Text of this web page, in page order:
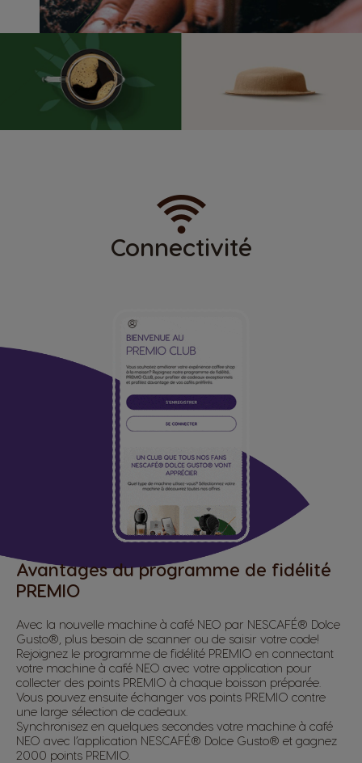
Connectivité
Avantages du programme de fidélité
PREMIO
Avec la nouvelle machine à café NEO par NESCAFÉ® Dolce
Gusto®, plus besoin de scanner ou de saisir votre code!
Rejoignez le programme de fidélité PREMIO en connectant
votre machine à café NEO avec votre application pour
collecter des points PREMIO à chaque boisson préparée.
Vous pouvez ensuite échanger vos points PREMIO contre
une large sélection de cadeaux.
Synchronisez en quelques secondes votre machine à café
NEO avec l’application NESCAFÉ® Dolce Gusto® et gagnez
2000 points PREMIO.